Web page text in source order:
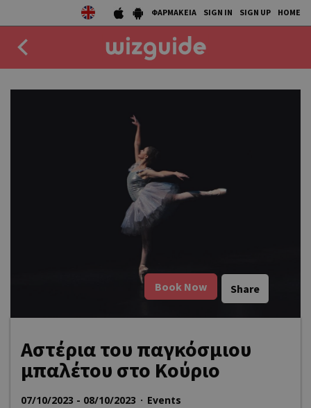
ΦΑΡΜΑΚΕΙΑ SIGN IN SIGN UP HOME
Book Now Share
Αστέρια του παγκόσμιου
μπαλέτου στο Κούριο
07/10/2023 - 08/10/2023 Events